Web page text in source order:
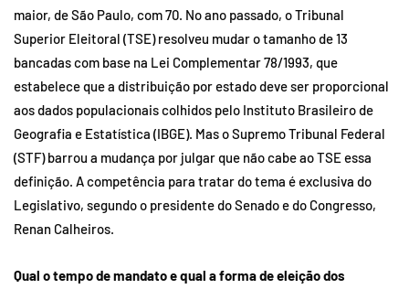
maior, de São Paulo, com 70. No ano passado, o Tribunal
Superior Eleitoral (TSE) resolveu mudar o tamanho de 13
bancadas com base na Lei Complementar 78/1993, que
estabelece que a distribuição por estado deve ser proporcional
aos dados populacionais colhidos pelo Instituto Brasileiro de
Geografia e Estatística (IBGE). Mas o Supremo Tribunal Federal
(STF) barrou a mudança por julgar que não cabe ao TSE essa
definição. A competência para tratar do tema é exclusiva do
Legislativo, segundo o presidente do Senado e do Congresso,
Renan Calheiros.
Qual o tempo de mandato e qual a forma de eleição dos